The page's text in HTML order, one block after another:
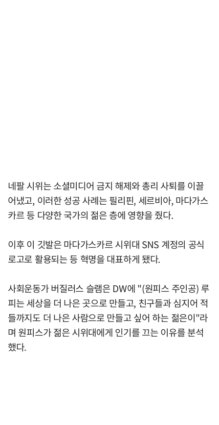
네팔 시위는 소셜미디어 금지 해제와 총리 사퇴를 이끌
어냈고, 이러한 성공 사례는 필리핀, 세르비아, 마다가스
카르 등 다양한 국가의 젊은 층에 영향을 줬다.
이후 이 깃발은 마다가스카르 시위대 SNS 계정의 공식
로고로 활용되는 등 혁명을 대표하게 됐다.
사회운동가 버질러스 슬램은 DW에 "(원피스 주인공) 루
피는 세상을 더 나은 곳으로 만들고, 친구들과 심지어 적
들까지도 더 나은 사람으로 만들고 싶어 하는 젊은이"라
며 원피스가 젊은 시위대에게 인기를 끄는 이유를 분석
했다.